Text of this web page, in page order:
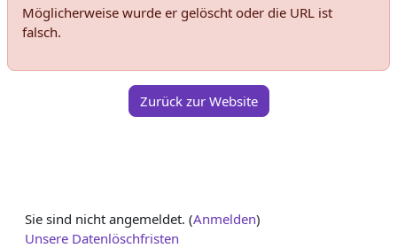
Möglicherweise wurde er gelöscht oder die URL ist
falsch.
Zurück zur Website
Sie sind nicht angemeldet. (Anmelden)
Unsere Datenlöschfristen